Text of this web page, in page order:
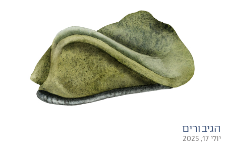
הגיבורים
יולי 17, 2025